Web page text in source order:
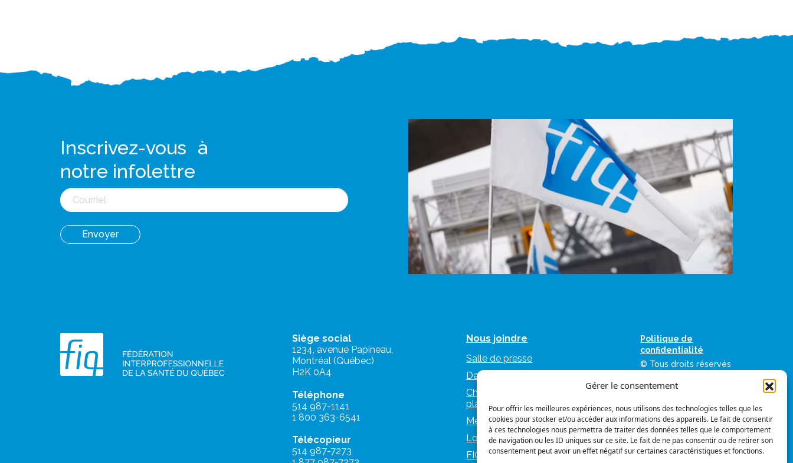
Gérer le consentement
Pour offrir les meilleures expériences, nous utilisons des technologies telles que les
cookies pour stocker et/ou accéder aux informations des appareils. Le fait de consentir
à ces technologies nous permettra de traiter des données telles que le comportement
de navigation ou les ID uniques sur ce site. Le fait de ne pas consentir ou de retirer son
consentement peut avoir un effet négatif sur certaines caractéristiques et fonctions.
Inscrivez-vous à
notre infolettre
Courriel
Siège social
1234, avenue Papineau,
Montréal (Québec)
H2K 0A4
Téléphone
514 987-1141
1 800 363-6541
Télécopieur
514 987-7273
Nous joindre
Salle de presse
Dans les médias
Charte d’utilisation des
plateformes numériques de la FIQ
Mémoires et avis
Logos et normes graphiques
FIQ Militantes
Politique de
confidentialité
© Tous droits réservés
Suivez-nous